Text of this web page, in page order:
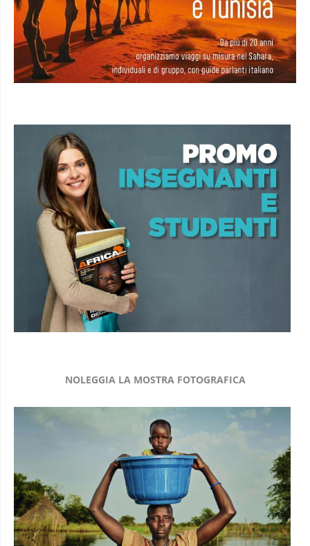
NOLEGGIA LA MOSTRA FOTOGRAFICA